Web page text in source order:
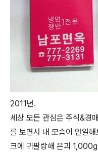
2011년.
세상 모든 관심은 주식&경
를 보면서 내 모습이 안일
크에 귀팔랑해 은괴